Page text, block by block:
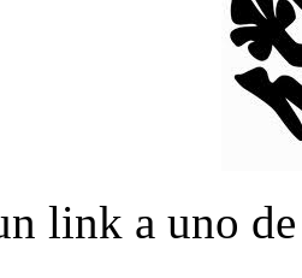
link a uno